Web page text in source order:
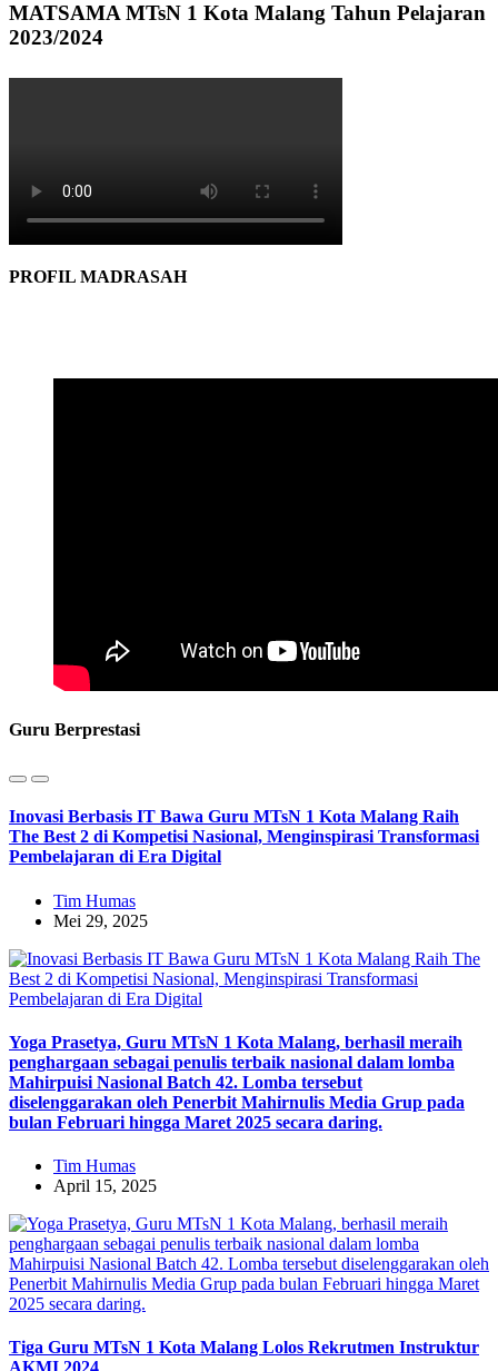
MATSAMA MTsN 1 Kota Malang Tahun Pelajaran
2023/2024
PROFIL MADRASAH
Guru Berprestasi
Inovasi Berbasis IT Bawa Guru MTsN 1 Kota Malang Raih
The Best 2 di Kompetisi Nasional, Menginspirasi Transformasi
Pembelajaran di Era Digital
Tim Humas
Mei 29, 2025
Yoga Prasetya, Guru MTsN 1 Kota Malang, berhasil meraih
penghargaan sebagai penulis terbaik nasional dalam lomba
Mahirpuisi Nasional Batch 42. Lomba tersebut
diselenggarakan oleh Penerbit Mahirnulis Media Grup pada
bulan Februari hingga Maret 2025 secara daring.
Tim Humas
April 15, 2025
Tiga Guru MTsN 1 Kota Malang Lolos Rekrutmen Instruktur